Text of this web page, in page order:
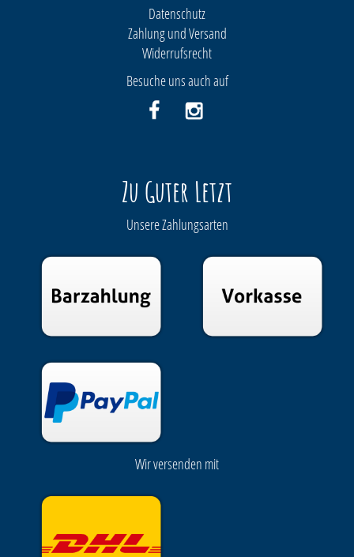
Datenschutz
Zahlung und Versand
Widerrufsrecht
Besuche uns auch auf
Zu Guter Letzt
Unsere Zahlungsarten
Wir versenden mit